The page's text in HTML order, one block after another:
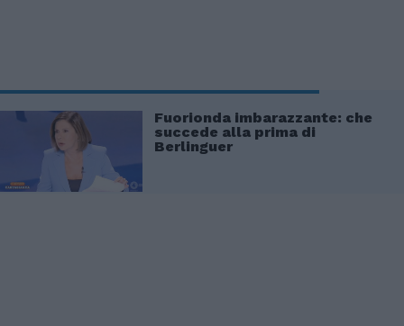
Fuorionda imbarazzante: che
succede alla prima di
Berlinguer